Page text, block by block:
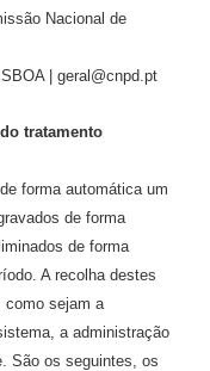
Nacional de
| geral@cnpd.pt
tratamento
forma automática um
de forma
de forma
A recolha destes
como sejam a
a administração
São os seguintes, os